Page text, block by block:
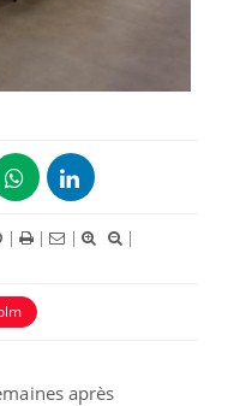
| | |
|
après